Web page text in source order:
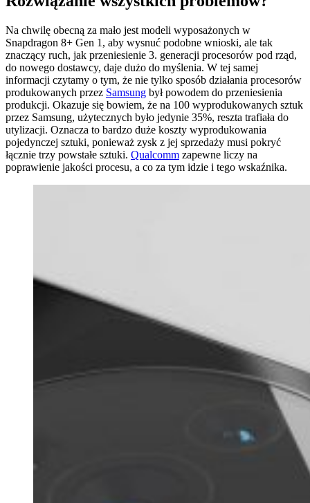
Na chwilę obecną za mało jest modeli wyposażonych w
Snapdragon 8+ Gen 1, aby wysnuć podobne wnioski, ale tak
znaczący ruch, jak przeniesienie 3. generacji procesorów pod rząd,
do nowego dostawcy, daje dużo do myślenia. W tej samej
informacji czytamy o tym, że nie tylko sposób działania procesorów
produkowanych przez Samsung był powodem do przeniesienia
produkcji. Okazuje się bowiem, że na 100 wyprodukowanych sztuk
przez Samsung, użytecznych było jedynie 35%, reszta trafiała do
utylizacji. Oznacza to bardzo duże koszty wyprodukowania
pojedynczej sztuki, ponieważ zysk z jej sprzedaży musi pokryć
łącznie trzy powstałe sztuki. Qualcomm zapewne liczy na
poprawienie jakości procesu, a co za tym idzie i tego wskaźnika.